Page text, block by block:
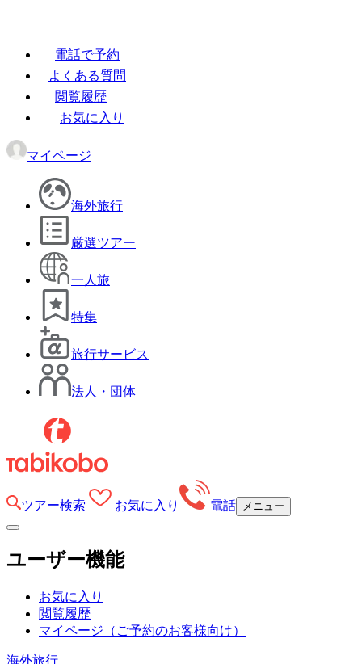
電話で予約
よくある質問
閲覧履歴
お気に入り
マイページ
海外旅行
厳選ツアー
一人旅
特集
旅行サービス
法人・団体
ツアー検索 お気に入り 電話 メニュー
ユーザー機能
お気に入り
閲覧履歴
マイページ （ご予約のお客様向け）
海外旅行